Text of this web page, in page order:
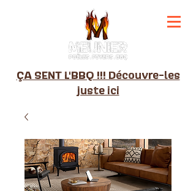
ÇA SENT L'BBQ !!! Découvre-les
juste ici